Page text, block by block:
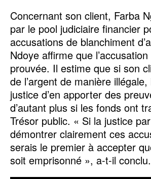
Concernant son client, Farba
par le pool judiciaire financier
accusations de blanchiment
Ndoye affirme que l’accusation
prouvée. Il estime que si son
de l’argent de manière
justice d’en apporter des
d’autant plus si les fonds ont
Trésor public. « Si la justice
démontrer clairement ces
serais le premier à accepter
soit emprisonné », a-t-il conclu.